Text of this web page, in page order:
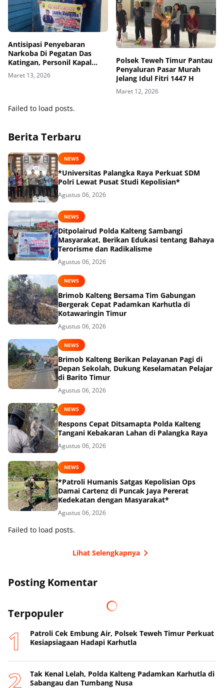
Antisipasi Penyebaran
Narkoba Di Pegatan Das
Katingan, Personil Kapal
XVIII-1006 Berikan Edukasi
dan Himbauan
Maret 13, 2026
Polsek Teweh Timur Pantau
Penyaluran Pasar Murah
Jelang Idul Fitri 1447 H
Maret 12, 2026
Failed to load posts.
Berita Terbaru
NEWS
*Universitas Palangka Raya Perkuat SDM
Polri Lewat Pusat Studi Kepolisian*
Agustus 06, 2026
NEWS
Ditpolairud Polda Kalteng Sambangi
Masyarakat, Berikan Edukasi tentang Bahaya
Terorisme dan Radikalisme
Agustus 06, 2026
NEWS
Brimob Kalteng Bersama Tim Gabungan
Bergerak Cepat Padamkan Karhutla di
Kotawaringin Timur
Agustus 06, 2026
NEWS
Brimob Kalteng Berikan Pelayanan Pagi di
Depan Sekolah, Dukung Keselamatan Pelajar
di Barito Timur
Agustus 06, 2026
NEWS
Respons Cepat Ditsamapta Polda Kalteng
Tangani Kebakaran Lahan di Palangka Raya
Agustus 06, 2026
NEWS
*Patroli Humanis Satgas Kepolisian Ops
Damai Cartenz di Puncak Jaya Pererat
Kedekatan dengan Masyarakat*
Agustus 06, 2026
Failed to load posts.
Lihat Selengkapnya
Posting Komentar
Terpopuler
Patroli Cek Embung Air, Polsek Teweh Timur Perkuat
Kesiapsiagaan Hadapi Karhutla
Tak Kenal Lelah, Polda Kalteng Padamkan Karhutla di
Sabangau dan Tumbang Nusa